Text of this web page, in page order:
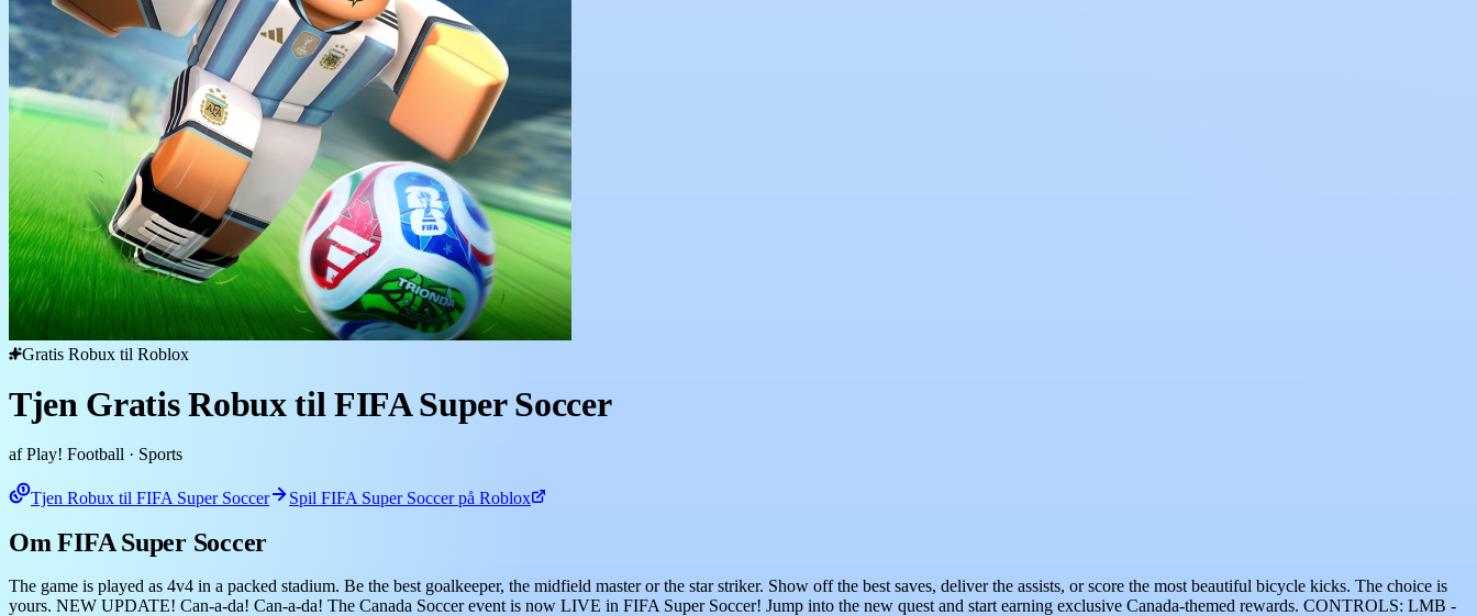
Gratis Robux til Roblox
Tjen Gratis Robux til FIFA Super Soccer
af Play! Football · Sports
Tjen Robux til FIFA Super Soccer Spil FIFA Super Soccer på Roblox
Om FIFA Super Soccer
The game is played as 4v4 in a packed stadium. Be the best goalkeeper, the midfield master or the star striker. Show off the best saves, deliver the assists, or score the most beautiful bicycle kicks. The choice is
yours. NEW UPDATE! Can-a-da! Can-a-da! The Canada Soccer event is now LIVE in FIFA Super Soccer! Jump into the new quest and start earning exclusive Canada-themed rewards. CONTROLS: LMB -